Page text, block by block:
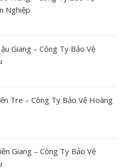
Nghiệp
Giang – Công Ty Bảo Vệ
Tre – Công Ty Bảo Vệ Hoàng
Giang – Công Ty Bảo Vệ